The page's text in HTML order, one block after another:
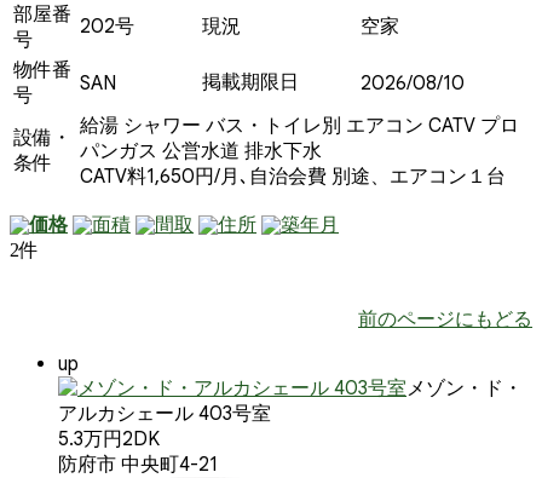
部屋番
号
202号 現況
空家
物件番
号
SAN 掲載期限日 2026/08/10
設備・
条件
給湯 シャワー バス・トイレ別 エアコン CATV プロ
パンガス 公営水道 排水下水
CATV料1,650円/月､自治会費 別途、エアコン１台
価格
面積 間取 住所 築年月
2件
前のページにもどる
up
メゾン・ド・
アルカシェール 403号室
5.3万円2DK
防府市 中央町4-21